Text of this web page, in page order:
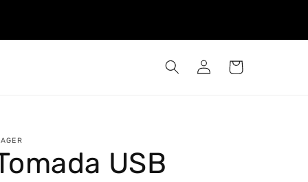
Iniciar
sessão
Carrinho
USB